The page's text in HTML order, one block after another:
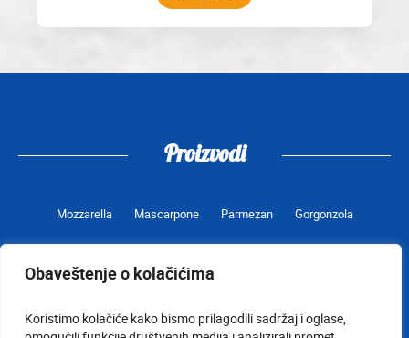
Obaveštenje o kolačićima
Koristimo kolačiće kako bismo prilagodili sadržaj i oglase,
Proizvodi
Mozzarella Mascarpone Parmezan Gorgonzola
Dekleracija o proizvodu
Politika zaštite privatnosti Lact@Lert